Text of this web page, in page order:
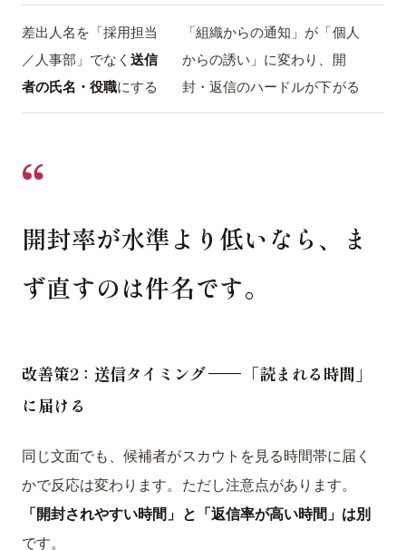
差出人名を「採用担当
／人事部」でなく送信
者の氏名・役職にする
「組織からの通知」が「個人
からの誘い」に変わり、開
封・返信のハードルが下がる
開封率が水準より低いなら、ま
ず直すのは件名です。
改善策2：送信タイミング —— 「読まれる時間」
に届ける
同じ文面でも、候補者がスカウトを見る時間帯に届く
かで反応は変わります。ただし注意点があります。
「開封されやすい時間」と「返信率が高い時間」は別
です。